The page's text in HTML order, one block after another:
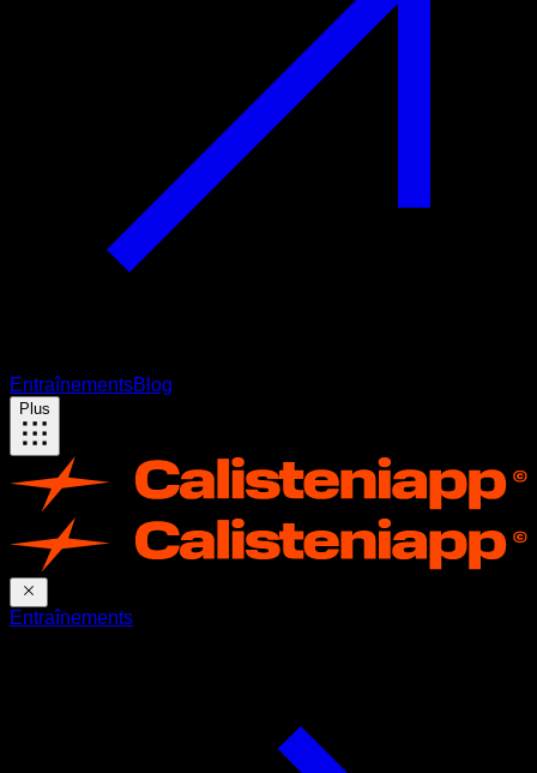
EntraînementsBlog
Plus
Entraînements